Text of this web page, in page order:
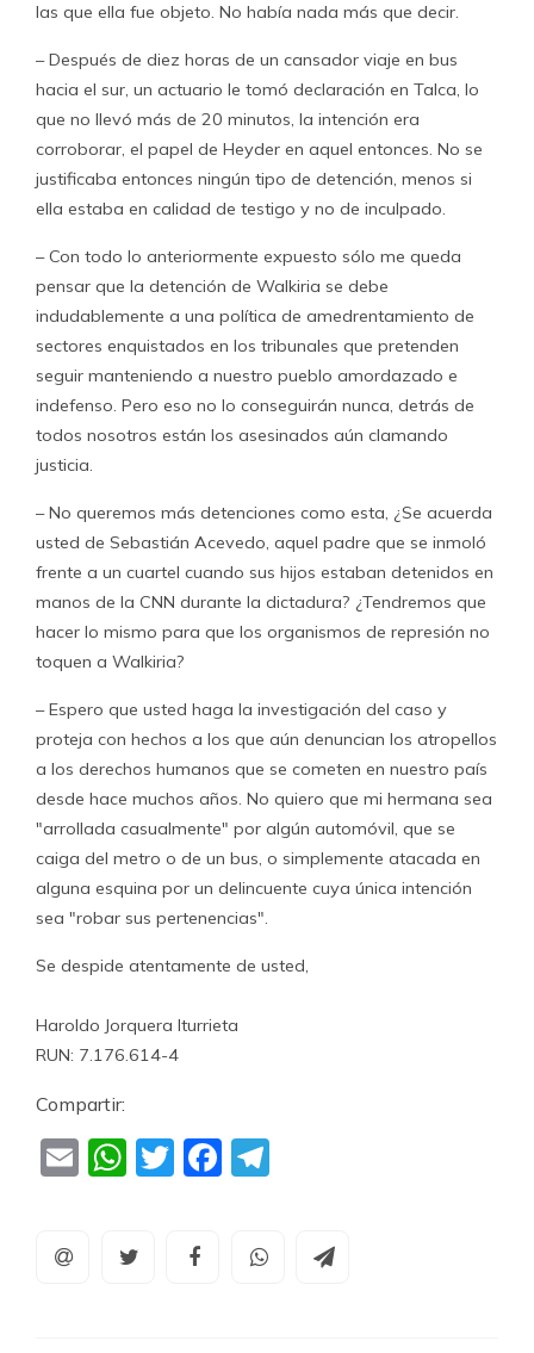
las que ella fue objeto. No había nada más que decir.
– Después de diez horas de un cansador viaje en bus
hacia el sur, un actuario le tomó declaración en Talca, lo
que no llevó más de 20 minutos, la intención era
corroborar, el papel de Heyder en aquel entonces. No se
justificaba entonces ningún tipo de detención, menos si
ella estaba en calidad de testigo y no de inculpado.
– Con todo lo anteriormente expuesto sólo me queda
pensar que la detención de Walkiria se debe
indudablemente a una política de amedrentamiento de
sectores enquistados en los tribunales que pretenden
seguir manteniendo a nuestro pueblo amordazado e
indefenso. Pero eso no lo conseguirán nunca, detrás de
todos nosotros están los asesinados aún clamando
justicia.
– No queremos más detenciones como esta, ¿Se acuerda
usted de Sebastián Acevedo, aquel padre que se inmoló
frente a un cuartel cuando sus hijos estaban detenidos en
manos de la CNN durante la dictadura? ¿Tendremos que
hacer lo mismo para que los organismos de represión no
toquen a Walkiria?
– Espero que usted haga la investigación del caso y
proteja con hechos a los que aún denuncian los atropellos
a los derechos humanos que se cometen en nuestro país
desde hace muchos años. No quiero que mi hermana sea
"arrollada casualmente" por algún automóvil, que se
caiga del metro o de un bus, o simplemente atacada en
alguna esquina por un delincuente cuya única intención
sea "robar sus pertenencias".
Se despide atentamente de usted,
Haroldo Jorquera Iturrieta
RUN: 7.176.614-4
Compartir:
EmailWhatsApp
TwitterFacebook